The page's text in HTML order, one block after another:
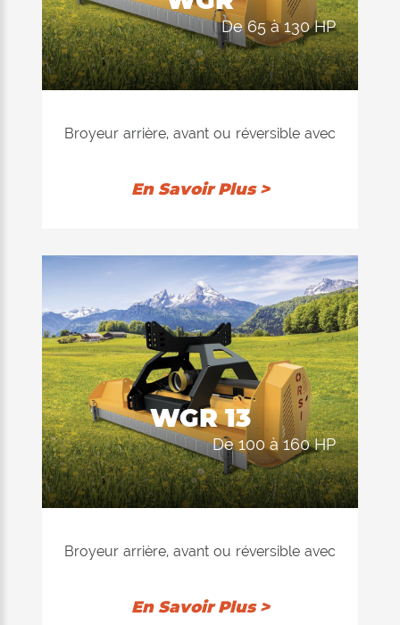
ainsi réduite au minimum, ce qui entraîne
une réduction des dépenses. 2) arrière,
afin de conserver le produit à l'intérieur
du dispositif de coupe et de le hacher
l'intérieur assure une excellente qualité
de 65 à 130 HP
Broyeur arrière, avant ou réversible avec
électronique, disponible avec marteaux
branches jusqu'à 8 cm de diamètre.
L'équipement de hachage se compose
d'un corps monolithique de 6 mm
d'épaisseur. Double position du rouleau
d'appui arrière: 1) auto-nettoyant pour
permettre au produit déchiqueté d'être
déchargé derrière le rouleau; La
consommation d'énergie du tracteur est
ainsi réduite au minimum, ce qui entraîne
une réduction des dépenses. 2) arrière,
afin de conserver le produit à l'intérieur
davantage. Le contre-couteau installé à
rouleau d'appui.
En Savoir Plus >
WGR 13
de 100 à 160 HP
Broyeur arrière, avant ou réversible avec
électronique, disponible avec marteaux
En Savoir Plus >